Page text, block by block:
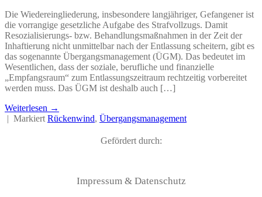
Die Wiedereingliederung, insbesondere langjähriger, Gefangener ist
die vorrangige gesetzliche Aufgabe des Strafvollzugs. Damit
Resozialisierungs- bzw. Behandlungsmaßnahmen in der Zeit der
Inhaftierung nicht unmittelbar nach der Entlassung scheitern, gibt es
das sogenannte Übergangsmanagement (ÜGM). Das bedeutet im
Wesentlichen, dass der soziale, berufliche und finanzielle
„Empfangsraum“ zum Entlassungszeitraum rechtzeitig vorbereitet
werden muss. Das ÜGM ist deshalb auch […]
Weiterlesen →
| Markiert Rückenwind, Übergangsmanagement
Gefördert durch:
Impressum & Datenschutz